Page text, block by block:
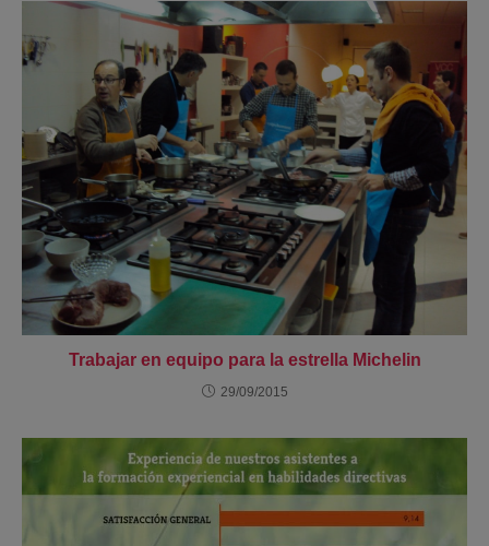
Trabajar en equipo para la estrella Michelin
29/09/2015